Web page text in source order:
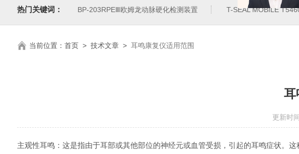
热门关键词： BP-203RPEⅢ欧姆龙动脉硬化检测装置 T-SEAL MOBILE
当前位置： 首页> 技术文章> 耳鸣康复仪适用范围
耳
更新时
主观性耳鸣：这是指由于耳部或其他部位的神经元或血管受损，引起的耳鸣症状。